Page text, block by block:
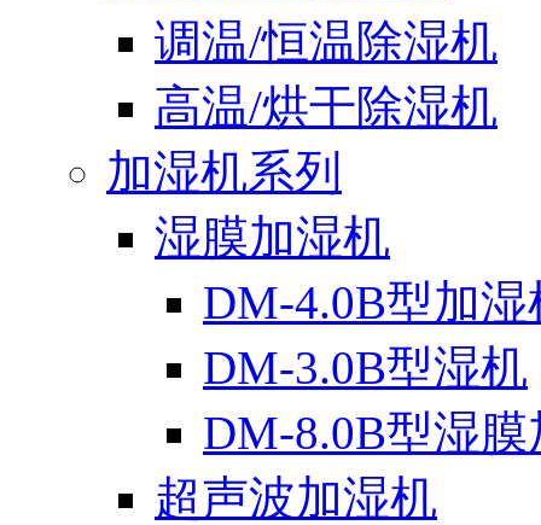
调温/恒温除湿机
高温/烘干除湿机
加湿机系列
湿膜加湿机
DM-4.0B型加湿
DM-3.0B型湿机
DM-8.0B型湿
超声波加湿机